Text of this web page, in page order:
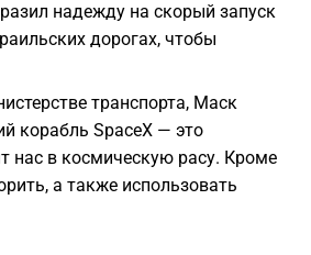
надежду на скорый запуск
дорогах, чтобы
транспорта, Маск
корабль SpaceX — это
нас в космическую расу. Кроме
а также использовать